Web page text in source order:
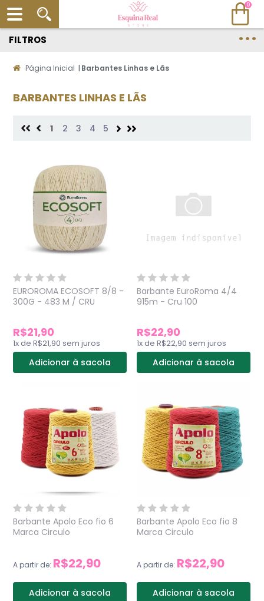
0
Página Inicial | Barbantes Linhas e Lãs
FILTROS
BARBANTES LINHAS E LÃS
1 2 3 4 5
EUROROMA ECOSOFT 8/8 -
300G - 483 M / CRU
R$21,90
1xdeR$21,90 sem juros
Adicionar à sacola
Barbante EuroRoma 4/4
915m - Cru 100
R$22,90
1xde R$22,90 sem juros
Adicionar à sacola
Barbante Apolo Eco fio 6
Marca Circulo
A partir de: R$22,90
Adicionar à sacola
Barbante Apolo Eco fio 8
Marca Circulo
A partir de: R$22,90
Adicionar à sacola